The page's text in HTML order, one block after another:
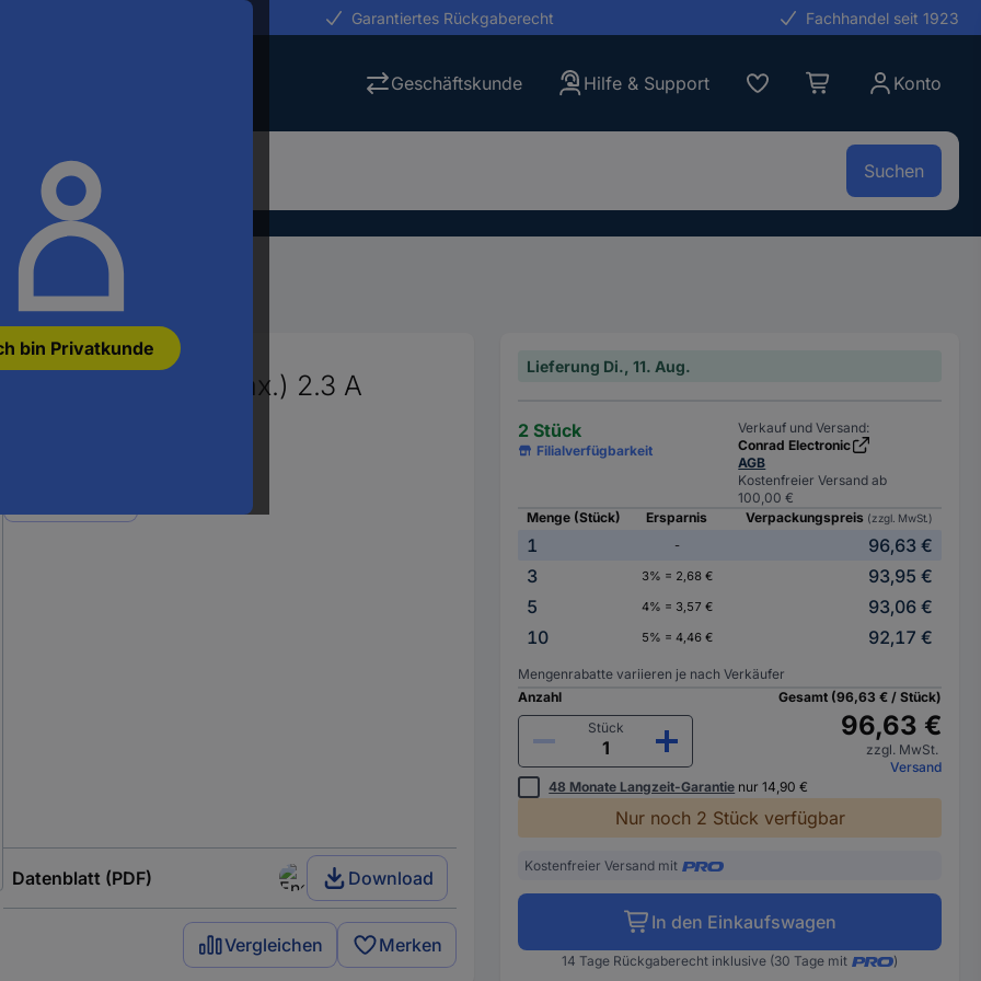
bin Privatkunde
Garantiertes Rückgaberecht Fachhandel seit 1923
Geschäftskunde Hilfe & Support Konto
Suchen
Bleiakku-Ladegeräte
V Ladestrom (max.) 2.3 A
Datenblatt (PDF) Download
Vergleichen Merken
Lieferung Di., 11. Aug.
2 Stück
Filialverfügbarkeit
Verkauf und Versand:
Conrad Electronic
AGB
Kostenfreier Versand ab
100,00 €
Menge (Stück)
Ersparnis Verpackungspreis (zzgl. MwSt.)
1 -
96,63 €
3
3% = 2,68 €
93,95 €
5
4% = 3,57 €
93,06 €
10
5% = 4,46 € 92,17 €
Mengenrabatte variieren je nach Verkäufer
Anzahl
Stück
Gesamt (96,63 € / Stück)
96,63 €
zzgl. MwSt.
Versand
48 Monate Langzeit-Garantie nur 14,90 €
Nur noch 2 Stück verfügbar
Kostenfreier Versand mit
In den Einkaufswagen
14 Tage Rückgaberecht inklusive (30 Tage mit )